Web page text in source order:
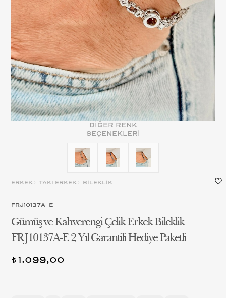
DİĞER RENK
SEÇENEKLERİ
ERKEK > TAKI ERKEK > BİLEKLİK
FRJ10137A-E
Gümüş ve Kahverengi Çelik Erkek Bileklik
FRJ10137A-E 2 Yıl Garantili Hediye Paketli
t1.099,00